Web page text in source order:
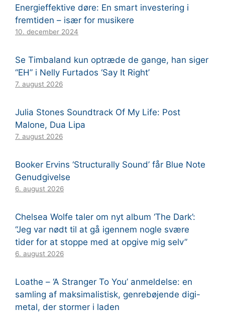
Energieffektive døre: En smart investering i
fremtiden – især for musikere
10. december 2024
Se Timbaland kun optræde de gange, han siger
“EH” i Nelly Furtados ‘Say It Right’
7. august 2026
Julia Stones Soundtrack Of My Life: Post
Malone, Dua Lipa
7. august 2026
Booker Ervins ‘Structurally Sound’ får Blue Note
Genudgivelse
6. august 2026
Chelsea Wolfe taler om nyt album ‘The Dark’:
“Jeg var nødt til at gå igennem nogle svære
tider for at stoppe med at opgive mig selv”
6. august 2026
Loathe – ‘A Stranger To You’ anmeldelse: en
samling af maksimalistisk, genrebøjende digi-
metal, der stormer i laden